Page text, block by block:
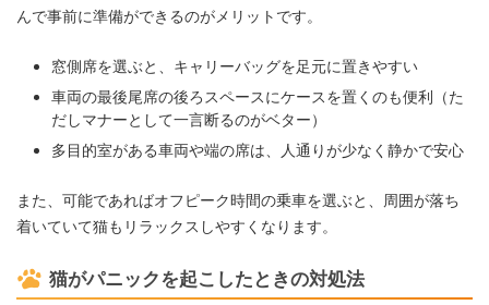
んで事前に準備ができるのがメリットです。
窓側席を選ぶと、キャリーバッグを足元に置きやすい
車両の最後尾席の後ろスペースにケースを置くのも便利（た
だしマナーとして一言断るのがベター）
多目的室がある車両や端の席は、人通りが少なく静かで安心
また、可能であればオフピーク時間の乗車を選ぶと、周囲が落ち
着いていて猫もリラックスしやすくなります。
猫がパニックを起こしたときの対処法